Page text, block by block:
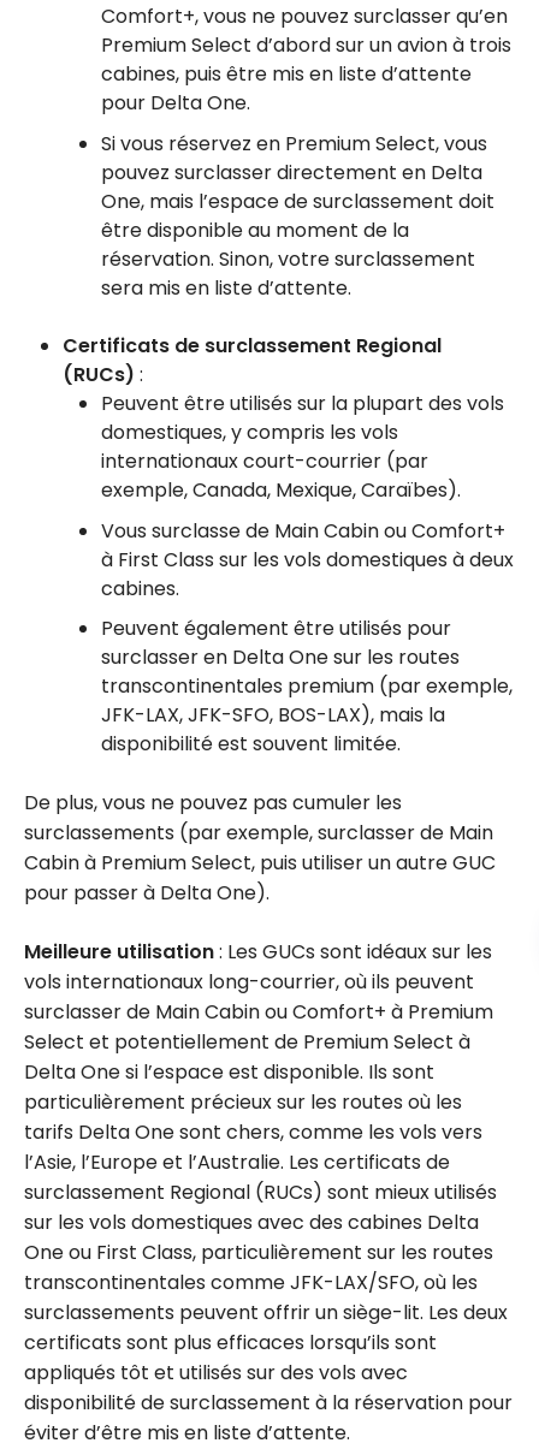
Comfort+, vous ne pouvez surclasser qu’en
Premium Select d’abord sur un avion à trois
cabines, puis être mis en liste d’attente
pour Delta One.
Si vous réservez en Premium Select, vous
pouvez surclasser directement en Delta
One, mais l’espace de surclassement doit
être disponible au moment de la
réservation. Sinon, votre surclassement
sera mis en liste d’attente.
Certificats de surclassement Regional
(RUCs) :
Peuvent être utilisés sur la plupart des vols
domestiques, y compris les vols
internationaux court-courrier (par
exemple, Canada, Mexique, Caraïbes).
Vous surclasse de Main Cabin ou Comfort+
à First Class sur les vols domestiques à deux
cabines.
Peuvent également être utilisés pour
surclasser en Delta One sur les routes
transcontinentales premium (par exemple,
JFK-LAX, JFK-SFO, BOS-LAX), mais la
disponibilité est souvent limitée.
De plus, vous ne pouvez pas cumuler les
surclassements (par exemple, surclasser de Main
Cabin à Premium Select, puis utiliser un autre GUC
pour passer à Delta One).
Meilleure utilisation: Les GUCs sont idéaux sur les
vols internationaux long-courrier, où ils peuvent
surclasser de Main Cabin ou Comfort+ à Premium
Select et potentiellement de Premium Select à
Delta One si l’espace est disponible. Ils sont
particulièrement précieux sur les routes où les
tarifs Delta One sont chers, comme les vols vers
l’Asie, l’Europe et l’Australie. Les certificats de
surclassement Regional (RUCs) sont mieux utilisés
sur les vols domestiques avec des cabines Delta
One ou First Class, particulièrement sur les routes
transcontinentales comme JFK-LAX/SFO, où les
surclassements peuvent offrir un siège-lit. Les deux
certificats sont plus efficaces lorsqu’ils sont
appliqués tôt et utilisés sur des vols avec
disponibilité de surclassement à la réservation pour
éviter d’être mis en liste d’attente.